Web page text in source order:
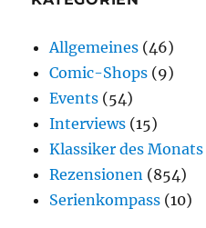
Allgemeines (46)
Comic-Shops (9)
Events (54)
Interviews (15)
Klassiker des Monats
Rezensionen (854)
Serienkompass (10)